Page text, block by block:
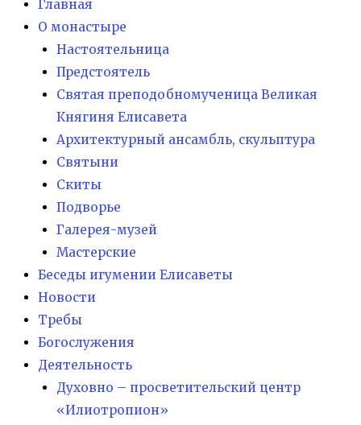
Главная
О монастыре
Настоятельница
Предстоятель
Святая преподобномученица Великая
Княгиня Елисавета
Архитектурный ансамбль, скульптура
Святыни
Скиты
Подворье
Галерея-музей
Мастерские
Беседы игумении Елисаветы
Новости
Требы
Богослужения
Деятельность
Духовно – просветительский центр
«Илиотропион»